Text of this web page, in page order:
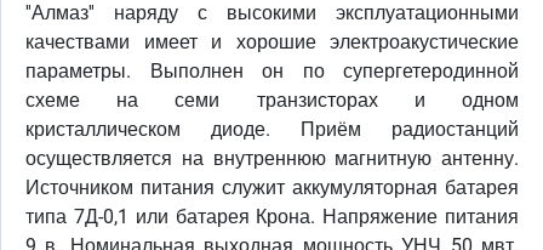
''Алмаз'' наряду с высокими эксплуатационными
качествами имеет и хорошие электроакустические
параметры. Выполнен он по супергетеродинной
схеме на семи транзисторах и одном
кристаллическом диоде. Приём радиостанций
осуществляется на внутреннюю магнитную антенну.
Источником питания служит аккумуляторная батарея
типа 7Д-0,1 или батарея Крона. Напряжение питания